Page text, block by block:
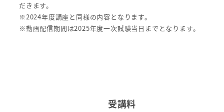
だきます。
※2024年度講座と同様の内容となります。
※動画配信期間は2025年度一次試験当日までとなります。
受講料